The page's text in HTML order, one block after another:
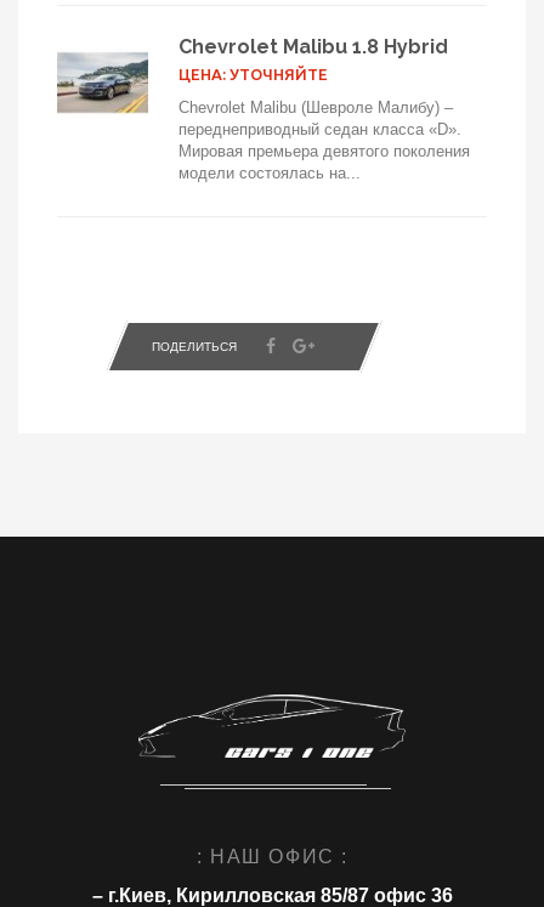
Chevrolet Malibu 1.8 Hybrid
ЦЕНА: УТОЧНЯЙТЕ
Chevrolet Malibu (Шевроле Малибу) –
переднеприводный седан класса «D».
Мировая премьера девятого поколения
модели состоялась на...
ПОДЕЛИТЬСЯ
: НАШ ОФИС :
– г.Киев, Кирилловская 85/87 офис 36